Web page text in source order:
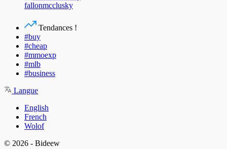
fallonmcclusky
Tendances !
#buy
#cheap
#mmoexp
#mlb
#business
Langue
English
French
Wolof
© 2026 - Bideew